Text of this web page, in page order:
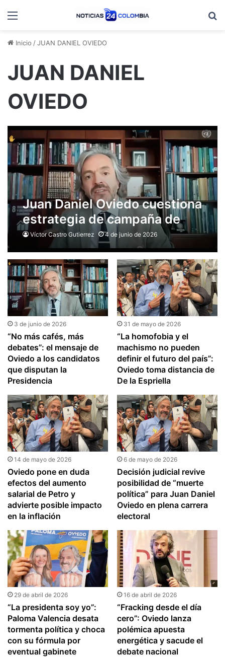
Menú
Inicio /JUAN DANIEL OVIEDO
JUAN DANIEL
OVIEDO
Juan Daniel Oviedo cuestiona
estrategia de campaña de
Paloma Valencia tras primera
vuelta
Víctor Castro Gutierrez 4 de junio de 2026
3 de junio de 2026
“No más cafés, más
debates”: el mensaje de
Oviedo a los candidatos
que disputan la
Presidencia
31 de mayo de 2026
“La homofobia y el
machismo no pueden
definir el futuro del país”:
Oviedo toma distancia de
De la Espriella
14 de mayo de 2026
Oviedo pone en duda
efectos del aumento
salarial de Petro y
advierte posible impacto
en la inflación
6 de mayo de 2026
Decisión judicial revive
posibilidad de “muerte
política” para Juan Daniel
Oviedo en plena carrera
electoral
29 de abril de 2026
“La presidenta soy yo”:
Paloma Valencia desata
tormenta política y choca
con su fórmula por
eventual gabinete
16 de abril de 2026
“Fracking desde el día
cero”: Oviedo lanza
polémica apuesta
energética y sacude el
debate nacional